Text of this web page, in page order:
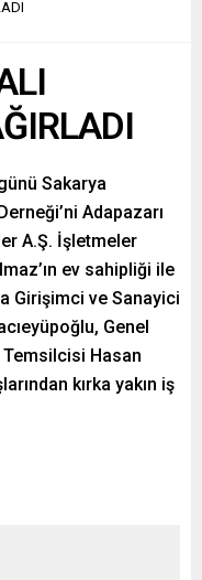
Sakarya
Adapazarı
A.Ş. İşletmeler
ev sahipliği ile
Girişimci ve Sanayici
Genel
Hasan
kırka yakın iş